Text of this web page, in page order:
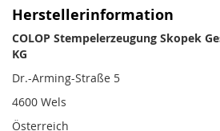
Herstellerinformation
COLOP Stempelerzeugung Skopek
KG
Dr.-Arming-Straße 5
4600 Wels
Österreich